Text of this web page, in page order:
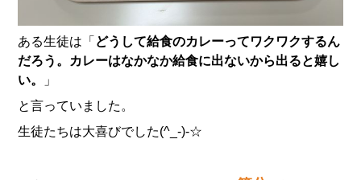
ある生徒は「 どうして給食のカレーってワクワクするん
だろう。カレーはなかなか給食に出ないから出ると嬉し
い。
」
と言っていました。
生徒たちは大喜びでした(^_-)-☆